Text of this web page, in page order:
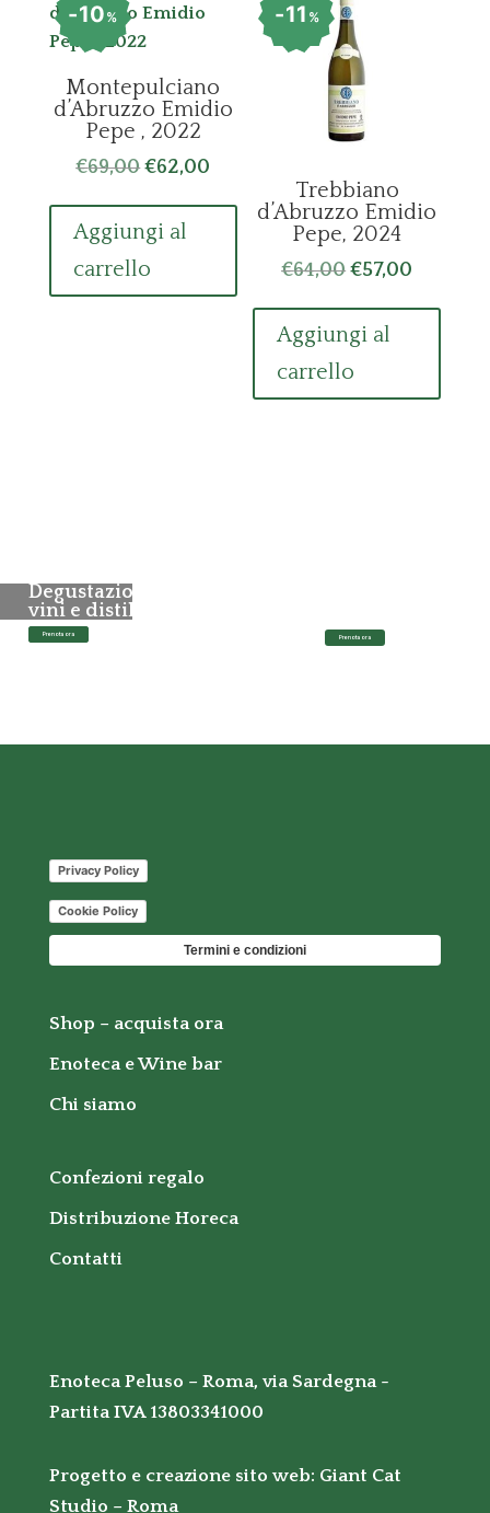
10%
Montepulciano
d’Abruzzo Emidio
Pepe , 2022
€69,00Il
originale
€69,00.
€62,00
attuale
Aggiungi al
carrello
11%
Trebbiano
d’Abruzzo Emidio
Pepe, 2024
€64,00 Il
originale
€64,00.
€57,00
Aggiungi al
carrello
Prenota ora Prenota ora
Degustazione
vini e distillati
Prenota ora
Privacy Policy
Cookie Policy
Termini e condizioni
Shop – acquista ora
Enoteca e Wine bar
Chi siamo
Confezioni regalo
Distribuzione Horeca
Contatti
Enoteca Peluso – Roma, via Sardegna -
Partita IVA 13803341000
Progetto e creazione sito web: Giant Cat
Studio – Roma